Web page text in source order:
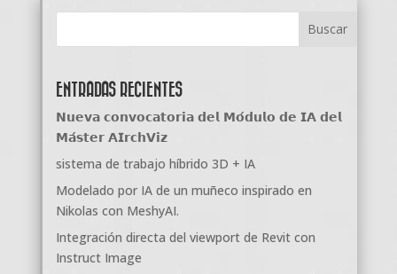
ENTRADAS RECIENTES
𝗡𝘂𝗲𝘃𝗮 𝗰𝗼𝗻𝘃𝗼𝗰𝗮𝘁𝗼𝗿𝗶𝗮 𝗱𝗲𝗹 𝗠𝗼́𝗱𝘂𝗹𝗼 𝗱𝗲 𝗜𝗔 𝗱𝗲𝗹
𝗠𝗮́𝘀𝘁𝗲𝗿 𝗔𝗜𝗿𝗰𝗵𝗩𝗶𝘇
sistema de trabajo híbrido 3D + IA
Modelado por IA de un muñeco inspirado en
Nikolas con MeshyAI.
Integración directa del viewport de Revit con
Instruct Image